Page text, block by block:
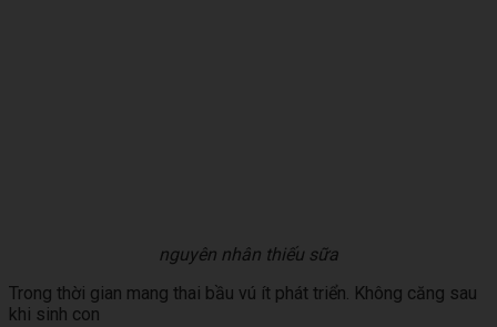
nguyên nhân thiếu sữa
Trong thời gian mang thai bầu vú ít phát triển. Không căng sau
khi sinh con